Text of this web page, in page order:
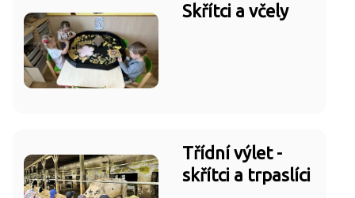
Skřítci a včely
Třídní výlet -
skřítci a trpaslíci